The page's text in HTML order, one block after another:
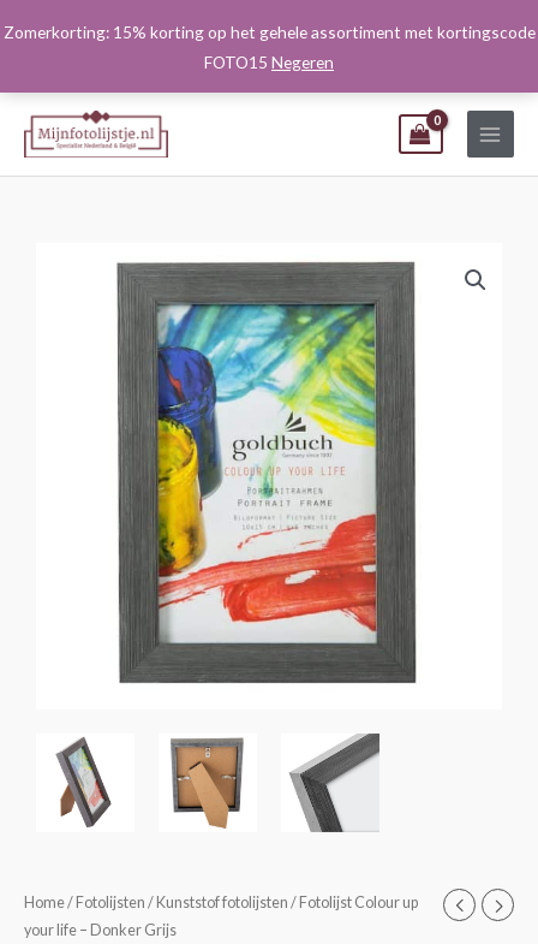
Zomerkorting: 15% korting op het gehele assortiment met kortingscode
FOTO15 Negeren
naar
Home/ Fotolijsten / Kunststof fotolijsten / Fotolijst Colour up
your life – Donker Grijs
Prijsklasse:
Fotolijst
Colour